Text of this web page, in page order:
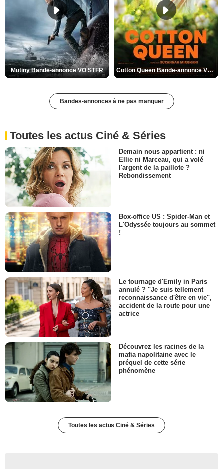
Mutiny Bande-annonce VO STFR Cotton Queen Bande-annonce VO STFR
Bandes-annonces à ne pas manquer
Toutes les actus Ciné & Séries
Demain nous appartient : ni
Ellie ni Marceau, qui a volé
l'argent de la paillote ?
Rebondissement
Box-office US : Spider-Man et
L'Odyssée toujours au sommet
!
Le tournage d'Emily in Paris
annulé ? "Je suis tellement
reconnaissance d'être en vie",
accident de la route pour une
actrice
Découvrez les racines de la
mafia napolitaine avec le
préquel de cette série
phénomène
Toutes les actus Ciné & Séries